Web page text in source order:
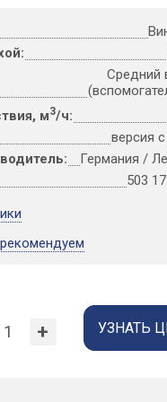
Средний
м3/ч:
версия
Германия /
503
+ УЗНАТЬ